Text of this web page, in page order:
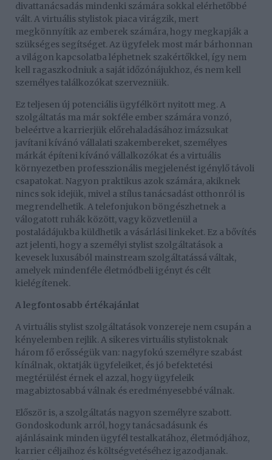
divattanácsadás mindenki számára sokkal elérhetőbbé
vált. A virtuális stylistok piaca virágzik, mert
megkönnyítik az emberek számára, hogy megkapják a
szükséges segítséget. Az ügyfelek most már bárhonnan
a világon kapcsolatba léphetnek szakértőkkel, így nem
kell ragaszkodniuk a saját időzónájukhoz, és nem kell
személyes találkozókat szervezniük.
Ez teljesen új potenciális ügyfélkört nyitott meg. A
szolgáltatás ma már sokféle ember számára vonzó,
beleértve a karrierjük előrehaladásához imázsukat
javítani kívánó vállalati szakembereket, személyes
márkát építeni kívánó vállalkozókat és a virtuális
környezetben professzionális megjelenést igénylő távoli
csapatokat. Nagyon praktikus azok számára, akiknek
nincs sok idejük, mivel a stílus tanácsadást otthonról is
megrendelhetik. A telefonjukon böngészhetnek a
válogatott ruhák között, vagy közvetlenül a
postaládájukba küldhetik a vásárlási linkeket. Ez a bővítés
azt jelenti, hogy a személyi stylist szolgáltatások a
kevesek luxusából mainstream szolgáltatássá váltak,
amelyek mindenféle életmódbeli igényt és célt
kielégítenek.
A legfontosabb értékajánlat
A virtuális stylist szolgáltatások vonzereje nem csupán a
kényelemben rejlik. A sikeres virtuális stylistoknak
három fő erősségük van: nagyfokú személyre szabást
kínálnak, oktatják ügyfeleiket, és jó befektetési
megtérülést érnek el azzal, hogy ügyfeleik
magabiztosabbá válnak és eredményesebbé válnak.
Először is, a szolgáltatás nagyon személyre szabott.
Gondoskodunk arról, hogy tanácsadásunk és
ajánlásaink minden ügyfél testalkatához, életmódjához,
karrier céljaihoz és költségvetéséhez igazodjanak.